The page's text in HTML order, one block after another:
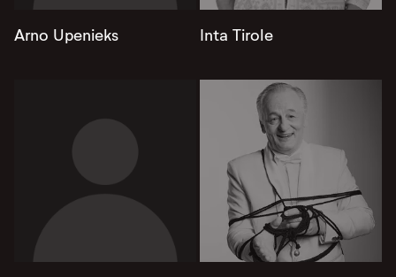
Arno Upenieks Inta Tirole